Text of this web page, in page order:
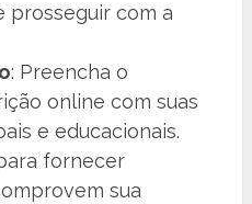
prosseguir com a
: Preencha o
online com suas
e educacionais.
fornecer
sua